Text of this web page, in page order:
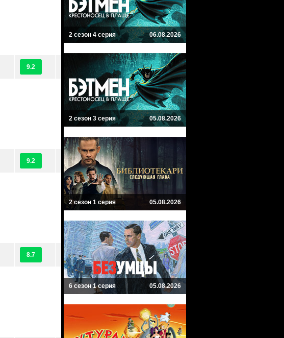
9.2
9.2
8.7
2 сезон 4 серия 06.08.2026
2 сезон 3 серия 05.08.2026
2 сезон 1 серия 05.08.2026
6 сезон 1 серия 05.08.2026